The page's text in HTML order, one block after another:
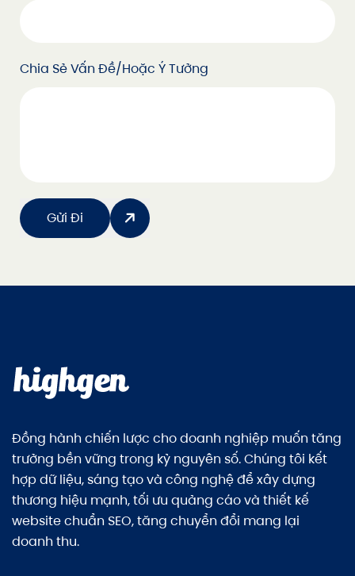
Chia Sẻ Vấn Đề/hoặc Ý Tưởng
Gửi Đi
Đồng hành chiến lược cho doanh nghiệp muốn tăng
trưởng bền vững trong kỷ nguyên số. Chúng tôi kết
hợp dữ liệu, sáng tạo và công nghệ để xây dựng
thương hiệu mạnh, tối ưu quảng cáo và thiết kế
website chuẩn SEO, tăng chuyển đổi mang lại
doanh thu.